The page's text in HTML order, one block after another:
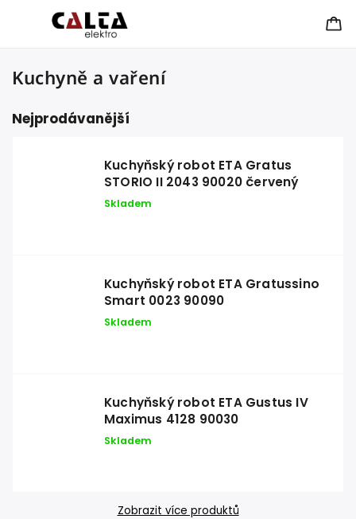
Kuchyně a vaření
Nejprodávanější
Kuchyňský robot ETA Gratus
STORIO II 2043 90020 červený
Skladem
Kuchyňský robot ETA Gratussino
Smart 0023 90090
Skladem
Kuchyňský robot ETA Gustus IV
Maximus 4128 90030
Skladem
Zobrazit více produktů